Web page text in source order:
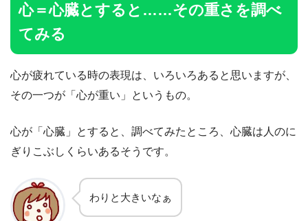
心＝心臓とすると……その重さを調べ
てみる
心が疲れている時の表現は、いろいろあると思いますが、
その一つが「心が重い」というもの。
心が「心臓」とすると、調べてみたところ、心臓は人のに
ぎりこぶしくらいあるそうです。
わりと大きいなぁ